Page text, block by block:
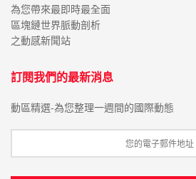
為您帶來最即時最全面
區塊鏈世界脈動剖析
之動感新聞站
訂閱我們的最新消息
動區精選-為您整理一週間的國際動態